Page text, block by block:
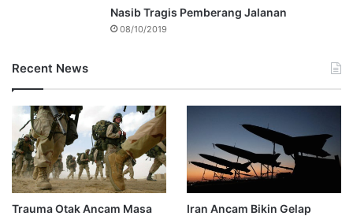
Nasib Tragis Pemberang Jalanan
08/10/2019
Recent News
Trauma Otak Ancam Masa
Iran Ancam Bikin Gelap